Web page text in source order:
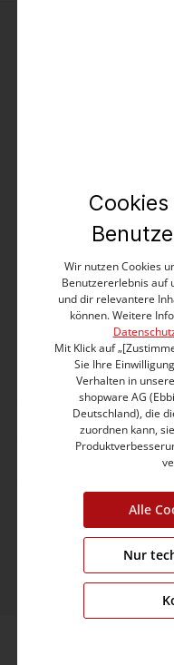
Elverdisser Str. 313
32052 Herford (DE)
Kundenservice
info@timezone.de
Kontaktformular
Kundeninformation
© 2026 TIMEZONE
* Alle Preise inkl.
Versandkostenund
nicht
Wir nutzen Cookies
Benutzererlebnis auf
und dir relevantere
können. Weitere
Mit Klick auf
Sie Ihre
Verhalten in
shopware AG
Deutschland), die
zuordnen kann,
Alle
Nur